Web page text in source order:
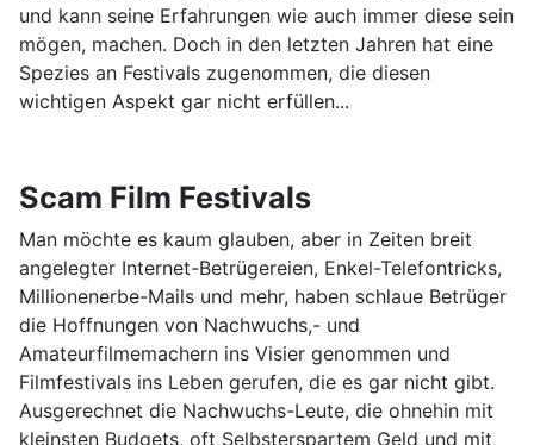
und kann seine Erfahrungen wie auch immer diese sein
mögen, machen. Doch in den letzten Jahren hat eine
Spezies an Festivals zugenommen, die diesen
wichtigen Aspekt gar nicht erfüllen...
Scam Film Festivals
Man möchte es kaum glauben, aber in Zeiten breit
angelegter Internet-Betrügereien, Enkel-Telefontricks,
Millionenerbe-Mails und mehr, haben schlaue Betrüger
die Hoffnungen von Nachwuchs,- und
Amateurfilmemachern ins Visier genommen und
Filmfestivals ins Leben gerufen, die es gar nicht gibt.
Ausgerechnet die Nachwuchs-Leute, die ohnehin mit
kleinsten Budgets, oft Selbsterspartem Geld und mit